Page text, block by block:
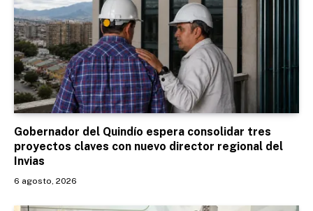
Gobernador del Quindío espera consolidar tres
proyectos claves con nuevo director regional del
Invias
6 agosto, 2026